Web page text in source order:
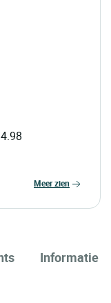
meer zien
Informatie